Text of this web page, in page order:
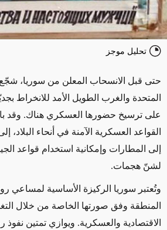
تحليل موجز
حتى قبل الانسحاب المعلن من سوريا، شجّع
المتحدة والغرب الطويل الأمد للانخراط
على ترسيخ حضورها العسكري هناك. وقد
القواعد العسكرية الآمنة في أنحاء البلاد،
إلى المطارات وإمكانية استخدام قواعد
لشنّ هجمات.
وتُعتبر سوريا الركيزة الأساسية لمساعي
المنطقة وفق صورتها الخاصة من خلال
الاقتصادية والعسكرية. ويوازي تمتين